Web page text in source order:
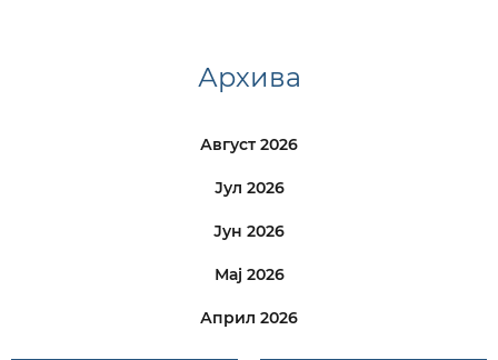
Архива
Август 2026
Јул 2026
Јун 2026
Мај 2026
Април 2026